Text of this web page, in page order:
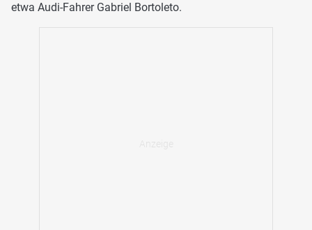
etwa Audi-Fahrer Gabriel Bortoleto.